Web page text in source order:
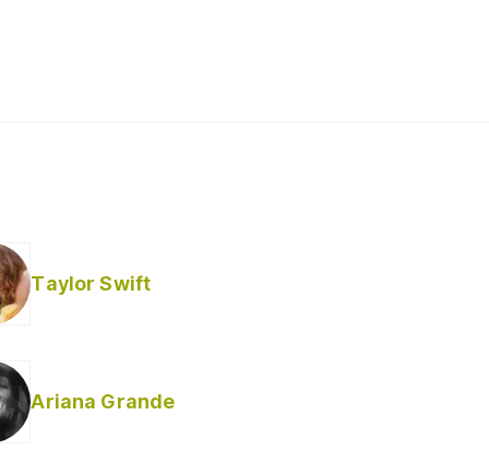
Taylor Swift
Ariana Grande